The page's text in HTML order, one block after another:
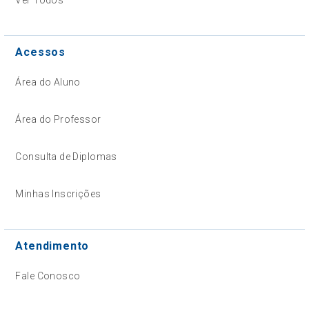
Acessos
Área do Aluno
Área do Professor
Consulta de Diplomas
Minhas Inscrições
Atendimento
Fale Conosco